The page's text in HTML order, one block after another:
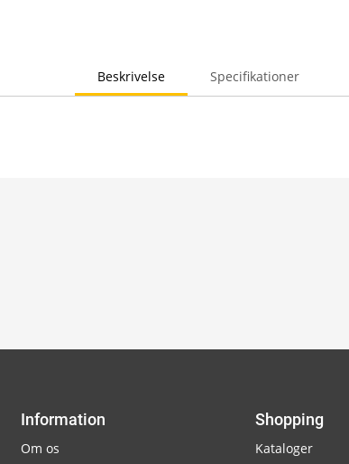
Beskrivelse Specifikationer
Information
Om os
Shopping
Kataloger